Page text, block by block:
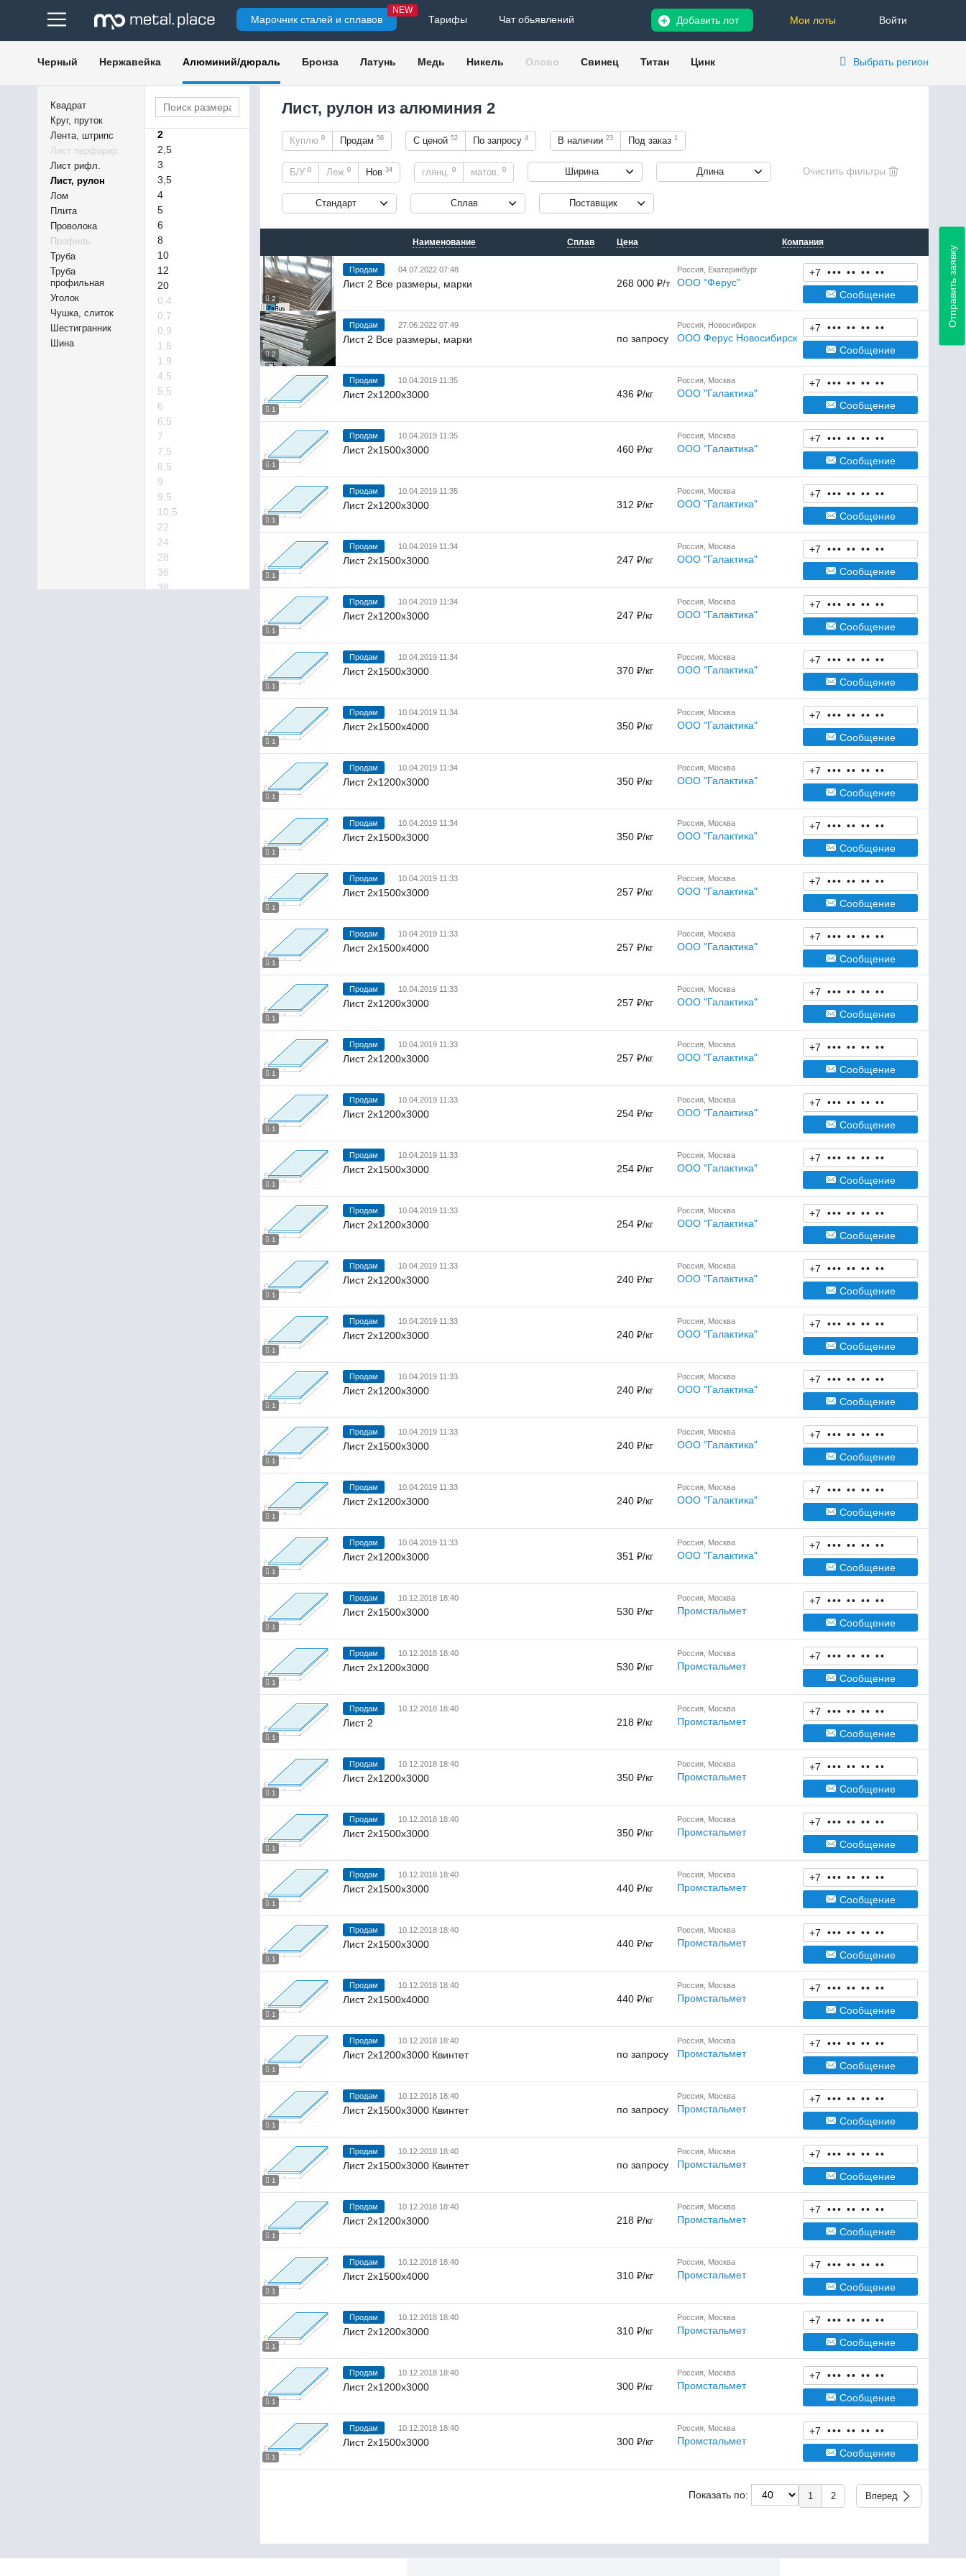
Марочник сталей и сплавов
NEW
Тарифы Чат обьявлений Войти
Мои лоты
Добавить лот
Черный Нержавейка Алюминий/дюраль Бронза Латунь Медь Никель Олово Свинец Титан Цинк Выбрать регион
Квадрат
Круг, пруток
Лента, штрипс
Лист перфорир.
Лист рифл.
Лист, рулон
Лом
Плита
Проволока
Профиль
Труба
Труба
профильная
Уголок
Чушка, слиток
Шестигранник
Шина
0,5
0,6
0,8
1
1,2
1,5
1,8
2
2,5
3
3,5
4
5
6
8
10
12
20
0,4
0,7
0,9
1,6
1,9
4,5
5,5
6
6,5
7
7,5
8,5
9
9,5
10,5
22
24
28
36
38
Лист, рулон из алюминия 2
Куплю 0 Продам 56 С ценой 52 По запросу 4 В наличии 23 Под заказ 1
Б/У 0 Леж 0 Нов 34 глянц. 0 матов. 0 Ширина Длина
Стандарт Сплав Поставщик
Наименование Сплав Цена Компания
2
Продам 04.07.2022 07:48
Лист 2 Все размеры, марки 268 000 ₽/т
Россия, Екатеринбург
ООО "Ферус"
+7 ••• •• •• ••
Сообщение
2
Продам 27.06.2022 07:49
Лист 2 Все размеры, марки по запросу
Россия, Новосибирск
ООО Ферус Новосибирск
+7 ••• •• •• ••
Сообщение
1
Продам 10.04.2019 11:35
Лист 2х1200х3000 436 ₽/кг
Россия, Москва
ООО "Галактика"
+7 ••• •• •• ••
Сообщение
1
Продам 10.04.2019 11:35
Лист 2х1500х3000 460 ₽/кг
Россия, Москва
ООО "Галактика"
+7 ••• •• •• ••
Сообщение
1
Продам 10.04.2019 11:35
Лист 2х1200х3000 312 ₽/кг
Россия, Москва
ООО "Галактика"
+7 ••• •• •• ••
Сообщение
1
Продам 10.04.2019 11:34
Лист 2х1500х3000 247 ₽/кг
Россия, Москва
ООО "Галактика"
+7 ••• •• •• ••
Сообщение
1
Продам 10.04.2019 11:34
Лист 2х1200х3000 247 ₽/кг
Россия, Москва
ООО "Галактика"
+7 ••• •• •• ••
Сообщение
1
Продам 10.04.2019 11:34
Лист 2х1500х3000 370 ₽/кг
Россия, Москва
ООО "Галактика"
+7 ••• •• •• ••
Сообщение
1
Продам 10.04.2019 11:34
Лист 2х1500х4000 350 ₽/кг
Россия, Москва
ООО "Галактика"
+7 ••• •• •• ••
Сообщение
1
Продам 10.04.2019 11:34
Лист 2х1200х3000 350 ₽/кг
Россия, Москва
ООО "Галактика"
+7 ••• •• •• ••
Сообщение
1
Продам 10.04.2019 11:34
Лист 2х1500х3000 350 ₽/кг
Россия, Москва
ООО "Галактика"
+7 ••• •• •• ••
Сообщение
1
Продам 10.04.2019 11:33
Лист 2х1500х3000 257 ₽/кг
Россия, Москва
ООО "Галактика"
+7 ••• •• •• ••
Сообщение
1
Продам 10.04.2019 11:33
Лист 2х1500х4000 257 ₽/кг
Россия, Москва
ООО "Галактика"
+7 ••• •• •• ••
Сообщение
1
Продам 10.04.2019 11:33
Лист 2х1200х3000 257 ₽/кг
Россия, Москва
ООО "Галактика"
+7 ••• •• •• ••
Сообщение
1
Продам 10.04.2019 11:33
Лист 2х1200х3000 257 ₽/кг
Россия, Москва
ООО "Галактика"
+7 ••• •• •• ••
Сообщение
1
Продам 10.04.2019 11:33
Лист 2х1200х3000 254 ₽/кг
Россия, Москва
ООО "Галактика"
+7 ••• •• •• ••
Сообщение
1
Продам 10.04.2019 11:33
Лист 2х1500х3000 254 ₽/кг
Россия, Москва
ООО "Галактика"
+7 ••• •• •• ••
Сообщение
1
Продам 10.04.2019 11:33
Лист 2х1200х3000 254 ₽/кг
Россия, Москва
ООО "Галактика"
+7 ••• •• •• ••
Сообщение
1
Продам 10.04.2019 11:33
Лист 2х1200х3000 240 ₽/кг
Россия, Москва
ООО "Галактика"
+7 ••• •• •• ••
Сообщение
1
Продам 10.04.2019 11:33
Лист 2х1200х3000 240 ₽/кг
Россия, Москва
ООО "Галактика"
+7 ••• •• •• ••
Сообщение
1
Продам 10.04.2019 11:33
Лист 2х1200х3000 240 ₽/кг
Россия, Москва
ООО "Галактика"
+7 ••• •• •• ••
Сообщение
1
Продам 10.04.2019 11:33
Лист 2х1500х3000 240 ₽/кг
Россия, Москва
ООО "Галактика"
+7 ••• •• •• ••
Сообщение
1
Продам 10.04.2019 11:33
Лист 2х1200х3000 240 ₽/кг
Россия, Москва
ООО "Галактика"
+7 ••• •• •• ••
Сообщение
1
Продам 10.04.2019 11:33
Лист 2х1200х3000 351 ₽/кг
Россия, Москва
ООО "Галактика"
+7 ••• •• •• ••
Сообщение
1
Продам 10.12.2018 18:40
Лист 2х1500х3000 530 ₽/кг
Россия, Москва
Промстальмет
+7 ••• •• •• ••
Сообщение
1
Продам 10.12.2018 18:40
Лист 2х1200х3000 530 ₽/кг
Россия, Москва
Промстальмет
+7 ••• •• •• ••
Сообщение
1
Продам 10.12.2018 18:40
Лист 2 218 ₽/кг
Россия, Москва
Промстальмет
+7 ••• •• •• ••
Сообщение
1
Продам 10.12.2018 18:40
Лист 2х1200х3000 350 ₽/кг
Россия, Москва
Промстальмет
+7 ••• •• •• ••
Сообщение
1
Продам 10.12.2018 18:40
Лист 2х1500х3000 350 ₽/кг
Россия, Москва
Промстальмет
+7 ••• •• •• ••
Сообщение
1
Продам 10.12.2018 18:40
Лист 2х1500х3000 440 ₽/кг
Россия, Москва
Промстальмет
+7 ••• •• •• ••
Сообщение
1
Продам 10.12.2018 18:40
Лист 2х1500х3000 440 ₽/кг
Россия, Москва
Промстальмет
+7 ••• •• •• ••
Сообщение
1
Продам 10.12.2018 18:40
Лист 2х1500х4000 440 ₽/кг
Россия, Москва
Промстальмет
+7 ••• •• •• ••
Сообщение
1
Продам 10.12.2018 18:40
Лист 2х1200х3000 Квинтет по запросу
Россия, Москва
Промстальмет
+7 ••• •• •• ••
Сообщение
1
Продам 10.12.2018 18:40
Лист 2х1500х3000 Квинтет по запросу
Россия, Москва
Промстальмет
+7 ••• •• •• ••
Сообщение
1
Продам 10.12.2018 18:40
Лист 2х1500х3000 Квинтет по запросу
Россия, Москва
Промстальмет
+7 ••• •• •• ••
Сообщение
1
Продам 10.12.2018 18:40
Лист 2х1200х3000 218 ₽/кг
Россия, Москва
Промстальмет
+7 ••• •• •• ••
Сообщение
1
Продам 10.12.2018 18:40
Лист 2х1500х4000 310 ₽/кг
Россия, Москва
Промстальмет
+7 ••• •• •• ••
Сообщение
1
Продам 10.12.2018 18:40
Лист 2х1200х3000 310 ₽/кг
Россия, Москва
Промстальмет
+7 ••• •• •• ••
Сообщение
1
Продам 10.12.2018 18:40
Лист 2х1200х3000 300 ₽/кг
Россия, Москва
Промстальмет
+7 ••• •• •• ••
Сообщение
1
Продам 10.12.2018 18:40
Лист 2х1500х3000 300 ₽/кг
Россия, Москва
Промстальмет
+7 ••• •• •• ••
Сообщение
1 2 Вперед
Показать по:
Отправить заявку